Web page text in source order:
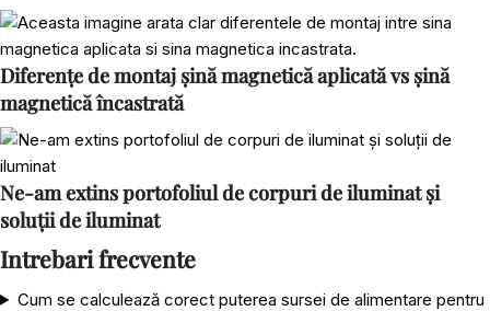
Diferențe de montaj șină magnetică aplicată vs șină
magnetică încastrată
Ne-am extins portofoliul de corpuri de iluminat și
soluții de iluminat
Intrebari frecvente
Cum se calculează corect puterea sursei de alimentare pentru